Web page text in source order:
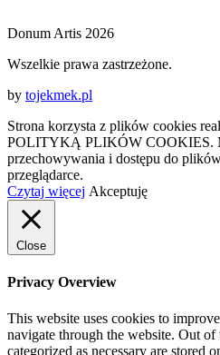
Donum Artis 2026
Wszelkie prawa zastrzeżone.
by tojekmek.pl
Strona korzysta z plików cookies
POLITYKĄ PLIKÓW COOKIES.
przechowywania i dostępu do
przeglądarce.
Czytaj więcej Akceptuję
Close
Privacy Overview
This website uses cookies to
navigate through the website. Out of
categorized as necessary are stored